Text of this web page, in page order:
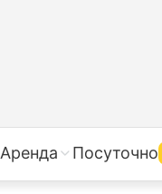
Аренда Посуточно